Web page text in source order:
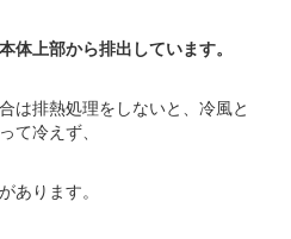
体上部から排出しています。
は排熱処理をしないと、冷風と
て冷えず、
あります。